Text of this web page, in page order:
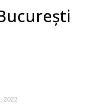
2022